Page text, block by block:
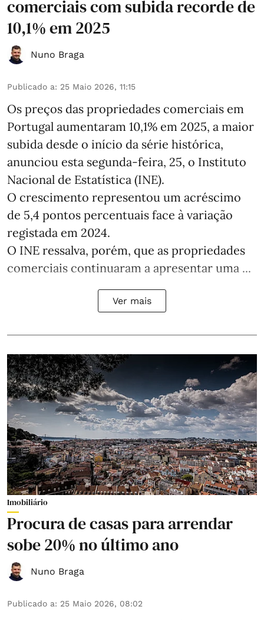
comerciais com subida recorde de
10,1% em 2025
Nuno Braga
Publicado a: 25 Maio 2026, 11:15
Os preços das propriedades comerciais em
Portugal aumentaram 10,1% em 2025, a maior
subida desde o início da série histórica,
anunciou esta segunda-feira, 25, o Instituto
Nacional de Estatística (INE).
O crescimento representou um acréscimo
de 5,4 pontos percentuais face à variação
registada em 2024.
O INE ressalva, porém, que as propriedades
comerciais continuaram a apresentar uma ...
Ver mais
Imobiliário
Procura de casas para arrendar
sobe 20% no último ano
Nuno Braga
Publicado a: 25 Maio 2026, 08:02